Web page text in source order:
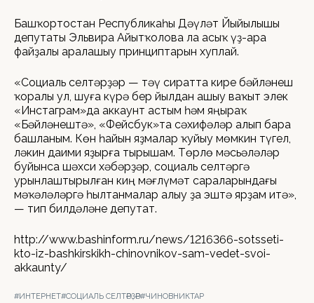
Башҡортостан Республикаһы Дәүләт Йыйылышы
депутаты Эльвира Айытҡолова ла асыҡ үҙ-ара
файҙалы аралашыу принциптарын хуплай.
«Социаль селтәрҙәр — тәү сиратта кире бәйләнеш
ҡоралы ул, шуға күрә бер йылдан ашыу ваҡыт элек
«Инстаграм»да аккаунт астым һәм яңыраҡ
«Бәйләнештә», «Фейсбук»та сәхифәләр алып бара
башланым. Көн һайын яҙмалар ҡуйыу мөмкин түгел,
ләкин даими яҙырға тырышам. Төрлө мәсьәләләр
буйынса шәхси хәбәрҙәр, социаль селтәргә
урынлаштырылған киң мәғлүмәт сараларындағы
мәҡәләләргә һылтанмалар алыу ҙа эштә ярҙам итә»,
— тип билдәләне депутат.
http://www.bashinform.ru/news/1216366-sotsseti-
kto-iz-bashkirskikh-chinovnikov-sam-vedet-svoi-
akkaunty/
#ИНТЕРНЕТ#СОЦИАЛЬ СЕЛТӘРҘӘР#ЧИНОВНИКТАР